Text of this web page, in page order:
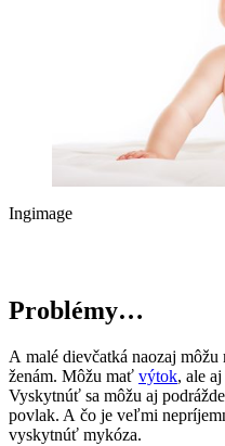
Ingimage
Problémy…
A malé dievčatká naozaj
ženám. Môžu mať výtok, ale
Vyskytnúť sa môžu aj
povlak. A čo je veľmi
vyskytnúť mykóza.